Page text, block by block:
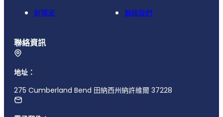
新聞室
聯絡我們
聯絡資訊
地址：
275 Cumberland Bend 田納西州納許維爾 37228